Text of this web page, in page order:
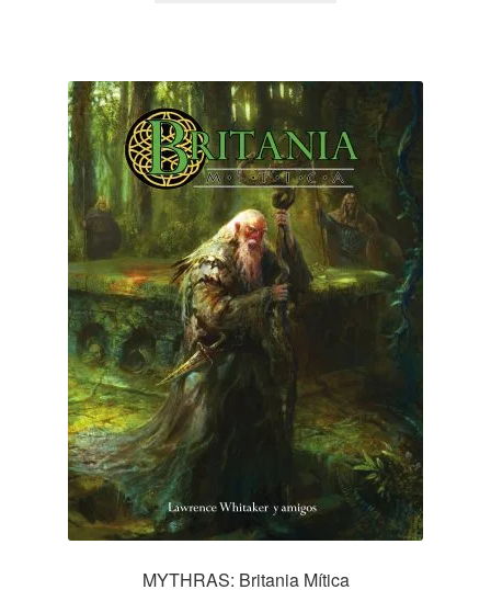
MYTHRAS: Britania Mítica